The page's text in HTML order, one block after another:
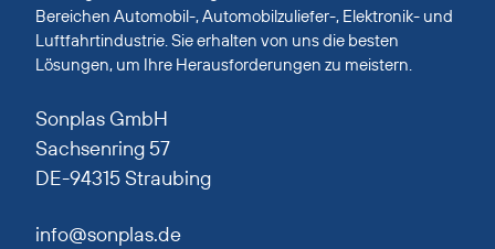
Bereichen Automobil-, Automobilzuliefer-, Elektronik- und
Luftfahrtindustrie. Sie erhalten von uns die besten
Lösungen, um Ihre Herausforderungen zu meistern.
Sonplas GmbH
Sachsenring 57
DE-94315 Straubing
info@sonplas.de